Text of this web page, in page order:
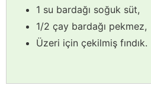
1 su bardağı soğuk süt,
1/2 çay bardağı pekmez,
Üzeri için çekilmiş fındık.